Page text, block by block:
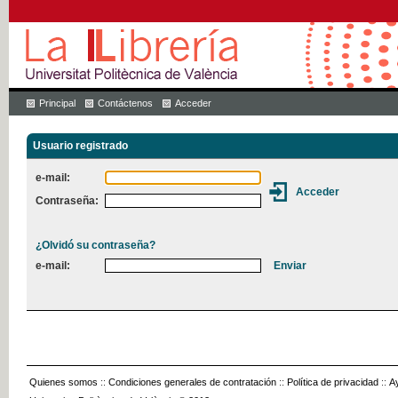
Principal Contáctenos Acceder
Usuario registrado
e-mail:
Contraseña:
¿Olvidó su contraseña?
e-mail:
Quienes somos :: Condiciones generales de contratación :: Política de privacidad ::